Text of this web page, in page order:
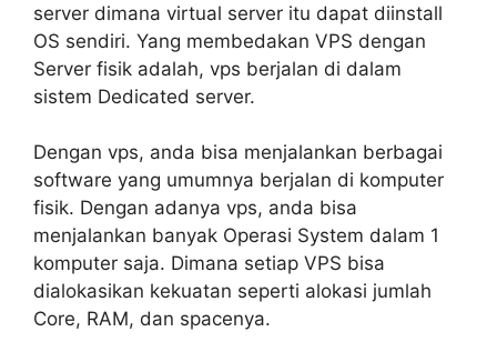
server dimana virtual server itu dapat diinstall
OS sendiri. Yang membedakan VPS dengan
Server fisik adalah, vps berjalan di dalam
sistem Dedicated server.
Dengan vps, anda bisa menjalankan berbagai
software yang umumnya berjalan di komputer
fisik. Dengan adanya vps, anda bisa
menjalankan banyak Operasi System dalam 1
komputer saja. Dimana setiap VPS bisa
dialokasikan kekuatan seperti alokasi jumlah
Core, RAM, dan spacenya.